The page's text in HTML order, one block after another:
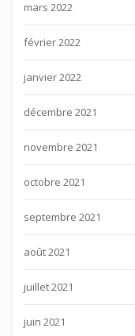
mars 2022
février 2022
janvier 2022
décembre 2021
novembre 2021
octobre 2021
septembre 2021
août 2021
juillet 2021
juin 2021